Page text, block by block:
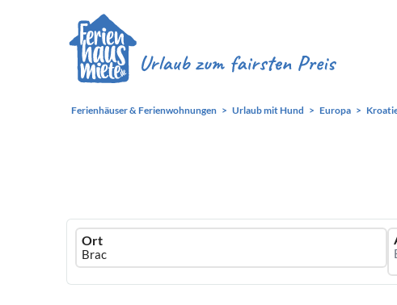
Ferienhäuser & Ferienwohnungen Urlaub mit Hund Europa
Ferienhausmiete
logo
Ort